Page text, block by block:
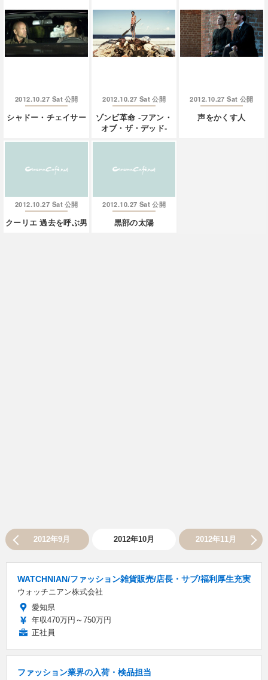
2012.10.27 Sat 公開
シャドー・チェイサー
2012.10.27 Sat 公開
ゾンビ革命 -フアン・
オブ・ザ・デッド-
2012.10.27 Sat 公開
声をかくす人
2012.10.27 Sat 公開
クーリエ 過去を呼ぶ男
2012.10.27 Sat 公開
黒部の太陽
2012年9月 2012年10月 2012年11月
WATCHNIAN/ファッション雑貨販売/店長・サブ/福利厚生充実
ウォッチニアン株式会社
愛知県
年収470万円～750万円
正社員
ファッション業界の入荷・検品担当